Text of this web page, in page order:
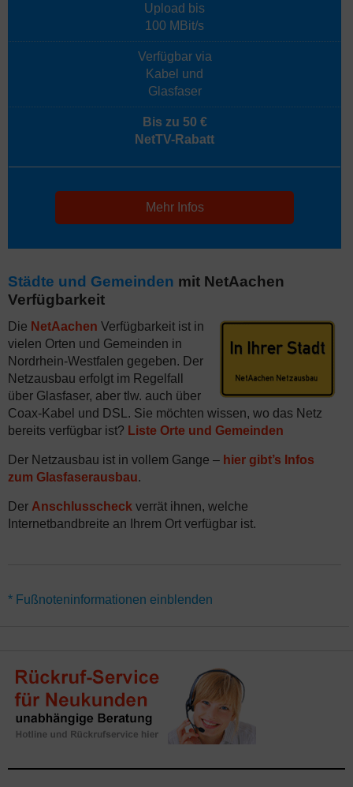
Upload bis
100 MBit/s
Verfügbar via
Kabel und
Glasfaser
Bis zu 50 €
NetTV-Rabatt
Mehr Infos
Städte und Gemeinden mit NetAachen
Verfügbarkeit
Die NetAachen Verfügbarkeit ist in
vielen Orten und Gemeinden in
Nordrhein-Westfalen gegeben. Der
Netzausbau erfolgt im Regelfall
über Glasfaser, aber tlw. auch über
Coax-Kabel und DSL. Sie möchten wissen, wo das Netz
bereits verfügbar ist? Liste Orte und Gemeinden
Der Netzausbau ist in vollem Gange – hier gibt’s Infos
zum Glasfaserausbau.
Der Anschlusscheck verrät ihnen, welche
Internetbandbreite an Ihrem Ort verfügbar ist.
*Wenn NetAachen verfügbar ist, gibt es viele Angebote und
Konditionen.
* Fußnoteninformationen einblenden